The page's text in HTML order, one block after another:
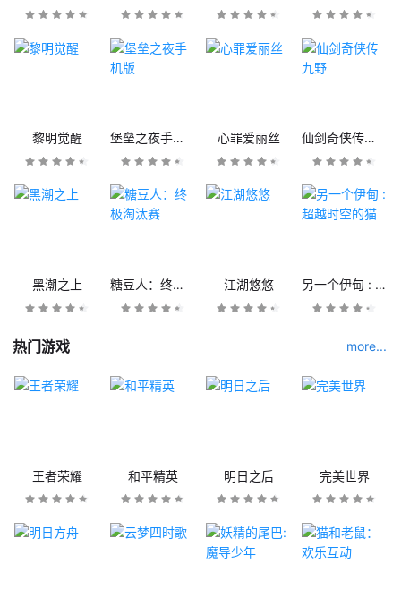
黎明觉醒 堡垒之夜手机版 心罪爱丽丝 仙剑奇侠传九野
黑潮之上 糖豆人：终极淘汰赛 江湖悠悠 另一个伊甸 : 超越时空的猫
热门游戏 more...
王者荣耀 和平精英 明日之后 完美世界